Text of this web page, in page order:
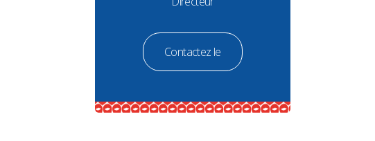
Contactez le